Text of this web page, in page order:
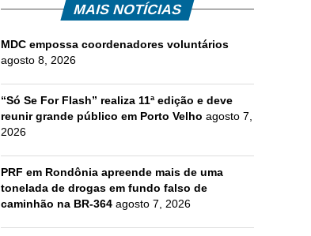
MAIS NOTÍCIAS
MDC empossa coordenadores voluntários
agosto 8, 2026
“Só Se For Flash” realiza 11ª edição e deve
reunir grande público em Porto Velho agosto 7,
2026
PRF em Rondônia apreende mais de uma
tonelada de drogas em fundo falso de
caminhão na BR-364 agosto 7, 2026